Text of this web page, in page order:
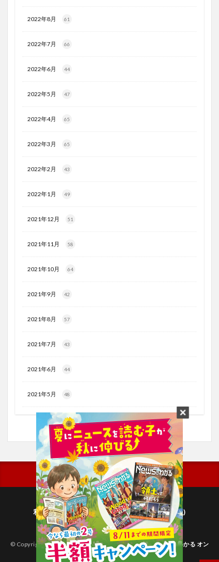
2022年8月 61
2022年7月 66
2022年6月 44
2022年5月 47
2022年4月 65
2022年3月 65
2022年2月 43
2022年1月 49
2021年12月 51
2021年11月 58
2021年10月 64
2021年9月 42
2021年8月 57
2021年7月 43
2021年6月 44
2021年5月 48
利用規約
プライバシーポリシー(毎日新聞出版)
個人情報について(毎日新聞社)
© Copyright 2026子どものためのニュース雑誌「ニュースがわかる オン
ライン」.